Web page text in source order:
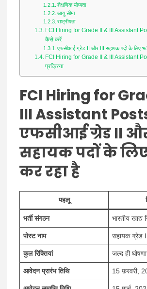
शैक्षणिक योग्यता
आयु सीमा
राष्ट्रीयता
FCI Hiring for Grade II & III Assistant
कैसे करें
एफसीआई ग्रेड II और III सहायक पदों के लिए
FCI Hiring for Grade II & III Assistant
प्रक्रिया
FCI Hiring for
III Assistant
एफसीआई ग्रेड II
सहायक पदों के लिए
कर रहा है
पहलू
भर्ती संगठन भारतीय
पोस्ट नाम सहायक ग्रेड
कुल रिक्तियां जल्द ही
आवेदन प्रारंभ तिथि 15 फ़रवरी,